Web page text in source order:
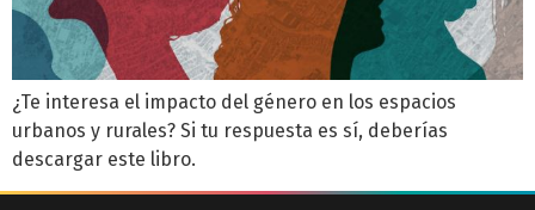
¿Te interesa el impacto del género en los espacios
urbanos y rurales? Si tu respuesta es sí, deberías
descargar este libro.